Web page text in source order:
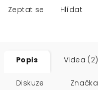
Zeptat se Hlídat
Popis Videa (2)
Diskuze Značka